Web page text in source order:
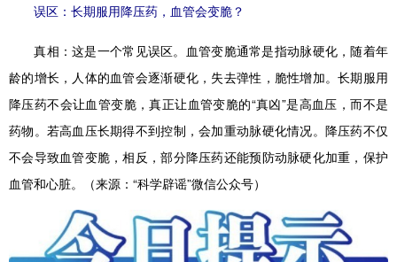
误区：长期服用降压药，血管会变脆？
真相：这是一个常见误区。血管变脆通常是指动脉硬化，随着年
龄的增长，人体的血管会逐渐硬化，失去弹性，脆性增加。长期服用
降压药不会让血管变脆，真正让血管变脆的“真凶”是高血压，而不是
药物。若高血压长期得不到控制，会加重动脉硬化情况。降压药不仅
不会导致血管变脆，相反，部分降压药还能预防动脉硬化加重，保护
血管和心脏。（来源：“科学辟谣”微信公众号）